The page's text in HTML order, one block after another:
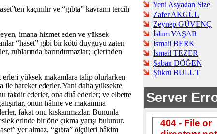
kaçınılır ve “gıbta” kavramı tercih
imana hizmet eden ve yüksek
“haset” gibi bir kötü duyguyu zaten
ruhlarında barındırmazlar; içlerinden
yüksek makamlara talip olurlarken
ile hareket ederler. Yani daha yüksekte
takdir ederler, ona duâ ederler; ve elbette
onun hâline ve makamına
fakat onu kıskanmazlar. Bununla
bir öne çıkma yarışı bulunur.
yer almaz, “gıbta” ölçüleri hâkim
Yeni Asyadan Size
Zafer AKGÜL
Zeynep GÜVENÇ
İslam YAŞAR
İsmail BERK
İsmail TEZER
Şaban DÖĞEN
Şükrü BULUT